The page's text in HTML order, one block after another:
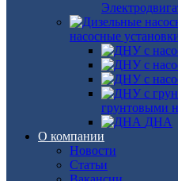
насосные
грунтовыми
ДНА
О компании
Новости
Статьи